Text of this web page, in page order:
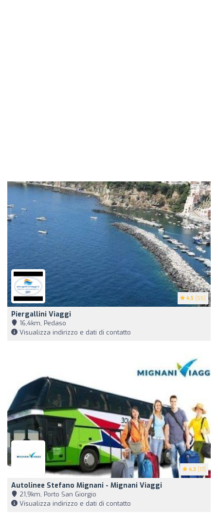
4.5 (55)
Piergallini Viaggi
16,4km, Pedaso
Visualizza indirizzo e dati di contatto
4.3 (17)
Autolinee Stefano Mignani - Mignani Viaggi
21,9km, Porto San Giorgio
Visualizza indirizzo e dati di contatto